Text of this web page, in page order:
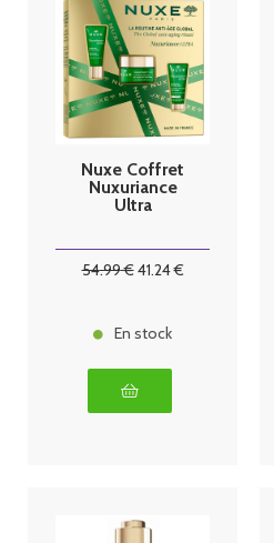
Nuxe Coffret
Nuxuriance
Ultra
54.99€41.24€
En stock